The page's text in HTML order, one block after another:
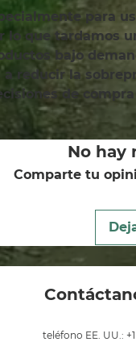
lo que tardamos
bajo
reducir la
de compra
No hay
Comparte tu
teléfono EE. UU.: